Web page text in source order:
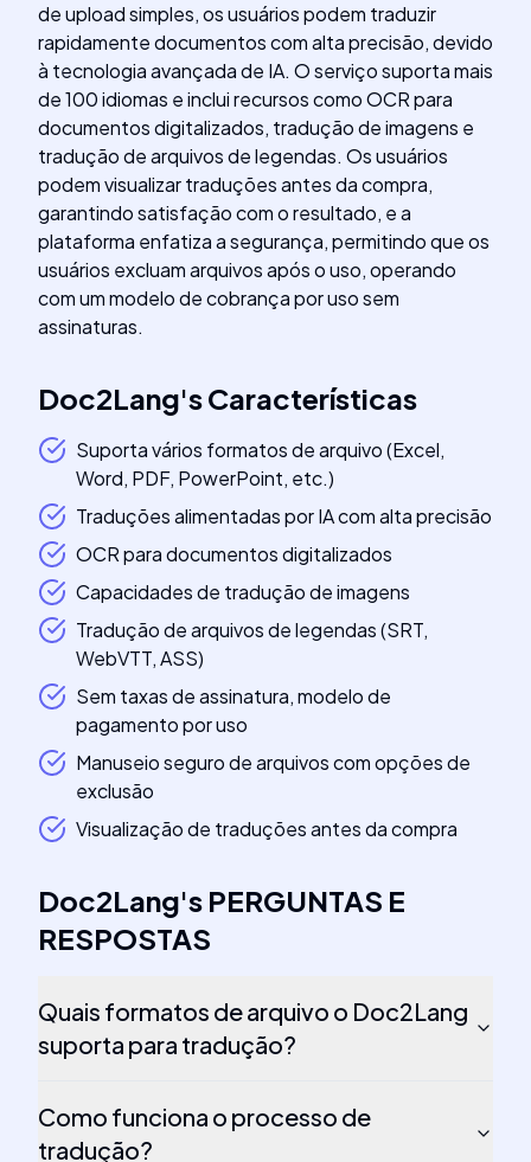
de upload simples, os usuários podem traduzir
rapidamente documentos com alta precisão, devido
à tecnologia avançada de IA. O serviço suporta mais
de 100 idiomas e inclui recursos como OCR para
documentos digitalizados, tradução de imagens e
tradução de arquivos de legendas. Os usuários
podem visualizar traduções antes da compra,
garantindo satisfação com o resultado, e a
plataforma enfatiza a segurança, permitindo que os
usuários excluam arquivos após o uso, operando
com um modelo de cobrança por uso sem
assinaturas.
Doc2Lang'sCaracterísticas
Suporta vários formatos de arquivo (Excel,
Word, PDF, PowerPoint, etc.)
Traduções alimentadas por IA com alta precisão
OCR para documentos digitalizados
Capacidades de tradução de imagens
Tradução de arquivos de legendas (SRT,
WebVTT, ASS)
Sem taxas de assinatura, modelo de
pagamento por uso
Manuseio seguro de arquivos com opções de
exclusão
Visualização de traduções antes da compra
Doc2Lang's PERGUNTAS E
RESPOSTAS
Quais formatos de arquivo o Doc2Lang
suporta para tradução?
Como funciona o processo de
tradução?